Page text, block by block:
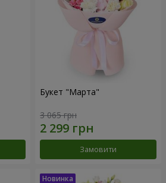
Букет "Марта"
3 065 грн
Замовити